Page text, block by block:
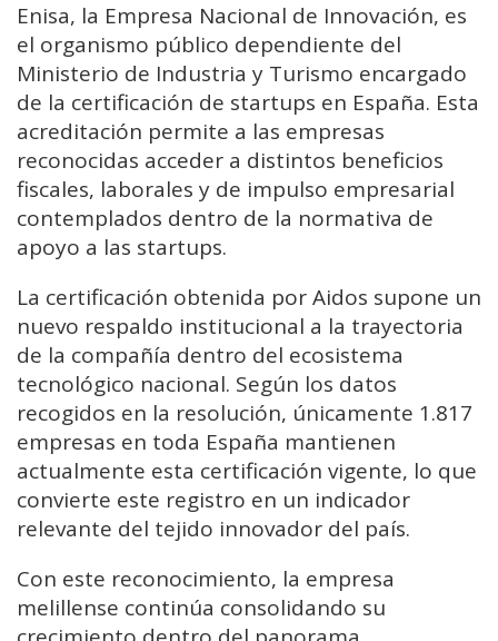
Enisa, la Empresa Nacional de Innovación, es
el organismo público dependiente del
Ministerio de Industria y Turismo encargado
de la certificación de startups en España. Esta
acreditación permite a las empresas
reconocidas acceder a distintos beneficios
fiscales, laborales y de impulso empresarial
contemplados dentro de la normativa de
apoyo a las startups.
La certificación obtenida por Aidos supone un
nuevo respaldo institucional a la trayectoria
de la compañía dentro del ecosistema
tecnológico nacional. Según los datos
recogidos en la resolución, únicamente 1.817
empresas en toda España mantienen
actualmente esta certificación vigente, lo que
convierte este registro en un indicador
relevante del tejido innovador del país.
Con este reconocimiento, la empresa
melillense continúa consolidando su